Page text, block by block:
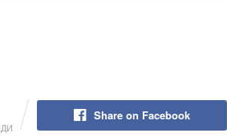
Share on Facebook